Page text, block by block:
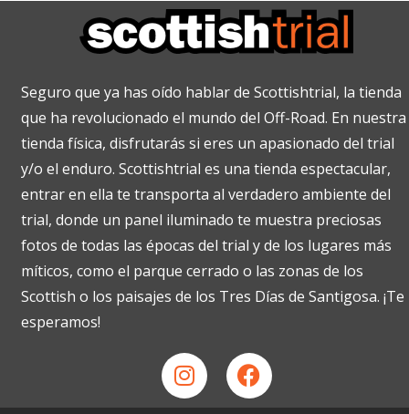
Seguro que ya has oído hablar de Scottishtrial, la tienda
que ha revolucionado el mundo del Off-Road. En nuestra
tienda física, disfrutarás si eres un apasionado del trial
y/o el enduro. Scottishtrial es una tienda espectacular,
entrar en ella te transporta al verdadero ambiente del
trial, donde un panel iluminado te muestra preciosas
fotos de todas las épocas del trial y de los lugares más
míticos, como el parque cerrado o las zonas de los
Scottish o los paisajes de los Tres Días de Santigosa. ¡Te
esperamos!